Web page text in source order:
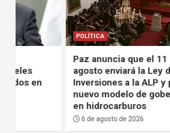
POLÍTICA
Paz anuncia que el 11 de
agosto enviará la Ley de
Inversiones a la ALP y promete
nuevo modelo de gobernanza
en hidrocarburos
6 de agosto de 2026